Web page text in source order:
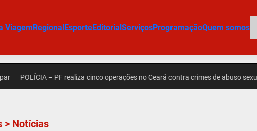
ViagemRegionalEsporteEditorialServiçosProgramaçãoQuem somos
– PF realiza cinco operações no Ceará contra crimes de abuso sexual
> Notícias